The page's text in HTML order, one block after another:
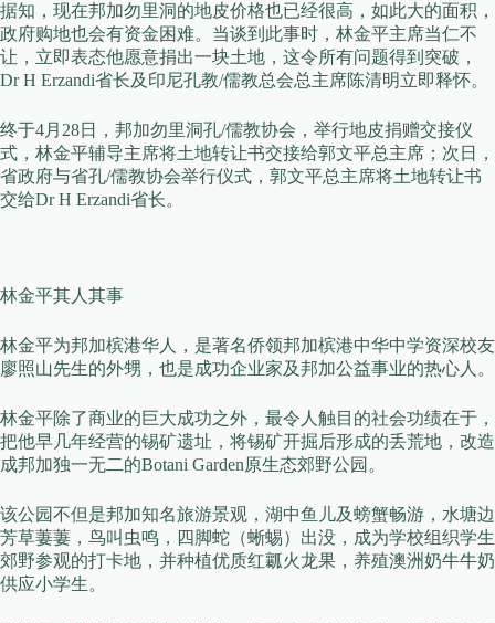
据知，现在邦加勿里洞的地皮价格也已经很高，如此大的面积，
政府购地也会有资金困难。当谈到此事时，林金平主席当仁不
让，立即表态他愿意捐出一块土地，这令所有问题得到突破，
Dr H Erzandi省长及印尼孔教/儒教总会总主席陈清明立即释怀。
终于4月28日，邦加勿里洞孔/儒教协会，举行地皮捐赠交接仪
式，林金平辅导主席将土地转让书交接给郭文平总主席；次日，
省政府与省孔/儒教协会举行仪式，郭文平总主席将土地转让书
交给Dr H Erzandi省长。
林金平其人其事
林金平为邦加槟港华人，是著名侨领邦加槟港中华中学资深校友
廖照山先生的外甥，也是成功企业家及邦加公益事业的热心人。
林金平除了商业的巨大成功之外，最令人触目的社会功绩在于，
把他早几年经营的锡矿遗址，将锡矿开掘后形成的丢荒地，改造
成邦加独一无二的Botani Garden原生态郊野公园。
该公园不但是邦加知名旅游景观，湖中鱼儿及螃蟹畅游，水塘边
芳草萋萋，鸟叫虫鸣，四脚蛇（蜥蜴）出没，成为学校组织学生
郊野参观的打卡地，并种植优质红瓤火龙果，养殖澳洲奶牛牛奶
供应小学生。